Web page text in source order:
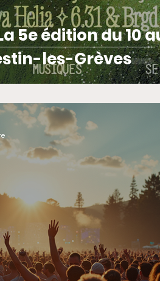
5e édition du 10 au
les-Grèves